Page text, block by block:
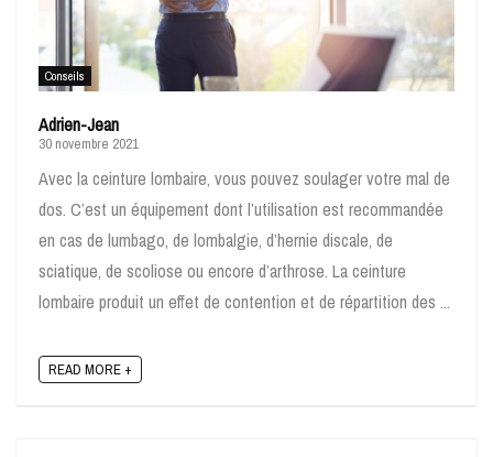
Conseils
Adrien-Jean
30 novembre 2021
Avec la ceinture lombaire, vous pouvez soulager votre mal de
dos. C’est un équipement dont l’utilisation est recommandée
en cas de lumbago, de lombalgie, d’hernie discale, de
sciatique, de scoliose ou encore d’arthrose. La ceinture
lombaire produit un effet de contention et de répartition des ...
READ MORE +